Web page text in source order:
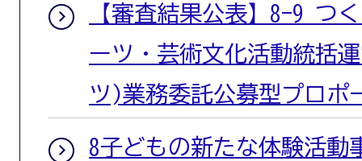
【審査結果公表】8-9 つ
ーツ・芸術文化活動統括
ツ)業務委託公募型プロポ
8子どもの新たな体験活動